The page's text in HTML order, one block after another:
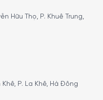
việc sử dụng hoặc
sản phẩm gia dụng.
dõi kênh youtube
Hữu Thọ, P. Khuê Trung,
Khê, P. La Khê, Hà Đông